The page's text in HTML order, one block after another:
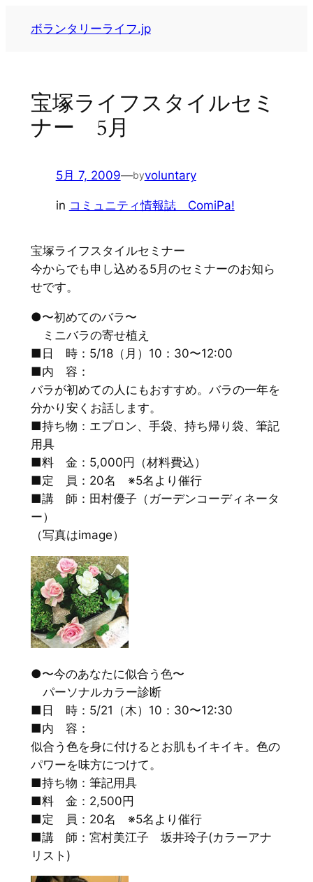
ボランタリーライフ.jp
宝塚ライフスタイルセミ
ナー 5月
5月 7, 2009—byvoluntary
in コミュニティ情報誌 ComiPa!
宝塚ライフスタイルセミナー
今からでも申し込める5月のセミナーのお知ら
せです。
●〜初めてのバラ〜
ミニバラの寄せ植え
■日 時：5/18（月）10：30〜12:00
■内 容：
バラが初めての人にもおすすめ。バラの一年を
分かり安くお話します。
■持ち物：エプロン、手袋、持ち帰り袋、筆記
用具
■料 金：5,000円（材料費込）
■定 員：20名 ※5名より催行
■講 師：田村優子（ガーデンコーディネータ
ー）
（写真はimage）
●〜今のあなたに似合う色〜
パーソナルカラー診断
■日 時：5/21（木）10：30〜12:30
■内 容：
似合う色を身に付けるとお肌もイキイキ。色の
パワーを味方につけて。
■持ち物：筆記用具
■料 金：2,500円
■定 員：20名 ※5名より催行
■講 師：宮村美江子 坂井玲子(カラーアナ
リスト)